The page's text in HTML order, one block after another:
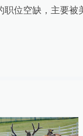
职位空缺，主要被